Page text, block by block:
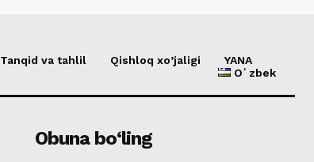
Tanqid va tahlil Qishloq xo’jaligi
YANA
Oʻzbek
Obuna bo‘ling